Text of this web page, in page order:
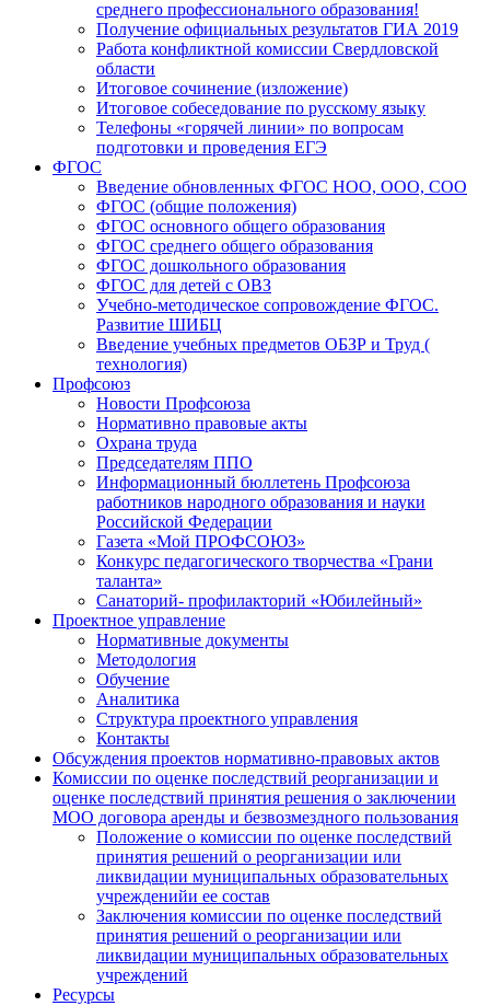
среднего профессионального образования!
Получение официальных результатов ГИА 2019
Работа конфликтной комиссии Свердловской
области
Итоговое сочинение (изложение)
Итоговое собеседование по русскому языку
Телефоны «горячей линии» по вопросам
подготовки и проведения ЕГЭ
ФГОС
Введение обновленных ФГОС НОО, ООО, СОО
ФГОС (общие положения)
ФГОС основного общего образования
ФГОС среднего общего образования
ФГОС дошкольного образования
ФГОС для детей с ОВЗ
Учебно-методическое сопровождение ФГОС.
Развитие ШИБЦ
Введение учебных предметов ОБЗР и Труд (
технология)
Профсоюз
Новости Профсоюза
Нормативно правовые акты
Охрана труда
Председателям ППО
Информационный бюллетень Профсоюза
работников народного образования и науки
Российской Федерации
Газета «Мой ПРОФСОЮЗ»
Конкурс педагогического творчества «Грани
таланта»
Санаторий- профилакторий «Юбилейный»
Проектное управление
Нормативные документы
Методология
Обучение
Аналитика
Структура проектного управления
Контакты
Обсуждения проектов нормативно-правовых актов
Комиссии по оценке последствий реорганизации и
оценке последствий принятия решения о заключении
МОО договора аренды и безвозмездного пользования
Положение о комиссии по оценке последствий
принятия решений о реорганизации или
ликвидации муниципальных образовательных
учрежденийи ее состав
Заключения комиссии по оценке последствий
принятия решений о реорганизации или
ликвидации муниципальных образовательных
учреждений
Ресурсы